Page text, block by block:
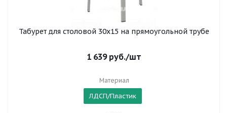
Табурет для столовой 30x15 на прямоугольной трубе
1 639руб./шт
Материал
ЛДСП/Пластик